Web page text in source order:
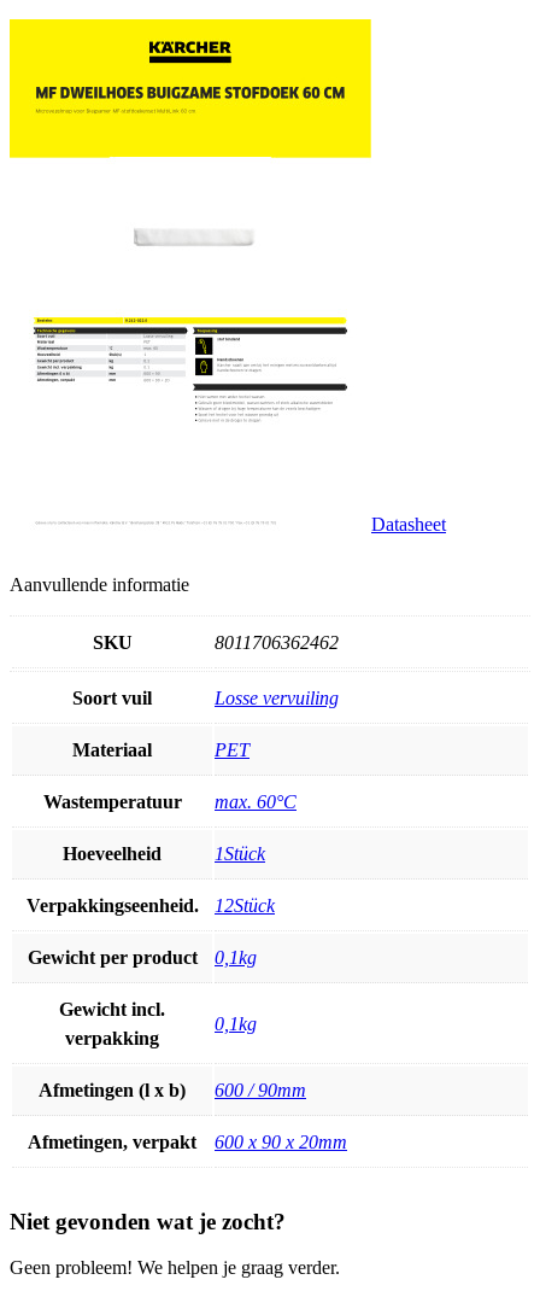
Datasheet
Aanvullende informatie
SKU 8011706362462
Soort vuil Losse vervuiling
Materiaal PET
Wastemperatuur max. 60°C
Hoeveelheid 1Stück
Verpakkingseenheid. 12Stück
Gewicht per product 0,1kg
Gewicht incl.
verpakking
0,1kg
Afmetingen (l x b) 600 / 90mm
Afmetingen, verpakt 600 x 90 x 20mm
Niet gevonden wat je zocht?
Geen probleem! We helpen je graag verder.